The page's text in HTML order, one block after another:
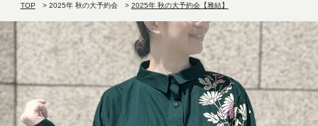
TOP
2025年 秋の大予約会 2025年 秋の大予約会【雅結】